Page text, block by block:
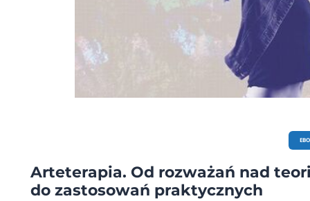
Arteterapia. Od rozważań nad
do zastosowań praktycznych